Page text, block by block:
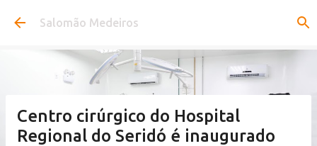
Pular para o conteúdo principal
Salomão Medeiros
Centro cirúrgico do Hospital
Regional do Seridó é inaugurado